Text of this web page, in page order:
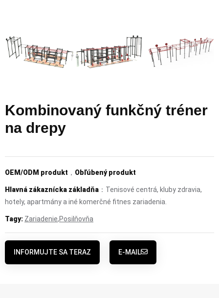
Kombinovaný funkčný tréner
na drepy
OEM/ODM produkt ， Obľúbený produkt
Hlavná zákaznícka základňa ：Tenisové centrá, kluby zdravia,
hotely, apartmány a iné komerčné fitnes zariadenia.
Tagy: Zariadenie,Posilňovňa
INFORMUJTE SA TERAZ E-MAIL